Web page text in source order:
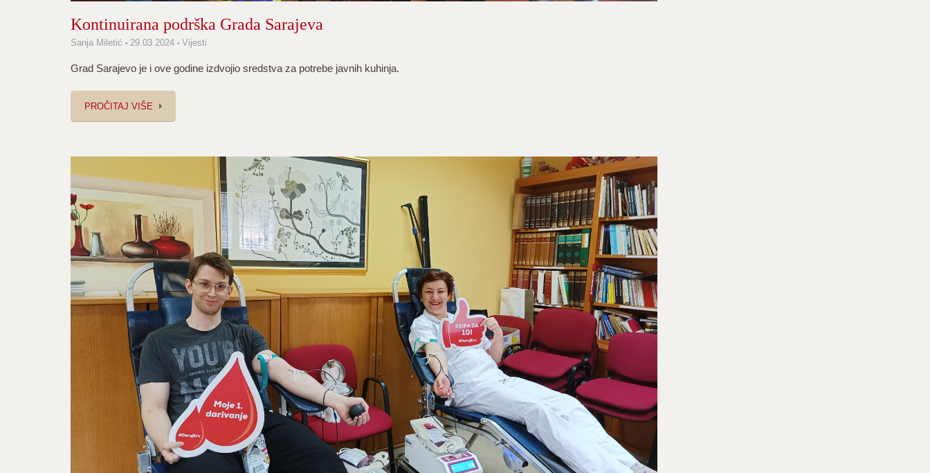
Kontinuirana podrška Grada Sarajeva
Sanja Miletić 29.03.2024 Vijesti
Grad Sarajevo je i ove godine izdvojio sredstva za potrebe javnih kuhinja.
PROČITAJ VIŠE